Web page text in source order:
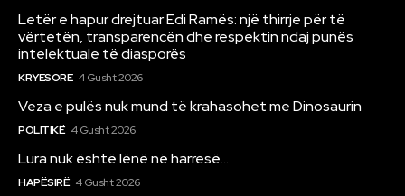
Letër e hapur drejtuar Edi Ramës: një thirrje për të
vërtetën, transparencën dhe respektin ndaj punës
intelektuale të diasporës
KRYESORE 4 Gusht 2026
Veza e pulës nuk mund të krahasohet me Dinosaurin
POLITIKË 4 Gusht 2026
Lura nuk është lënë në harresë…
HAPËSIRË 4 Gusht 2026